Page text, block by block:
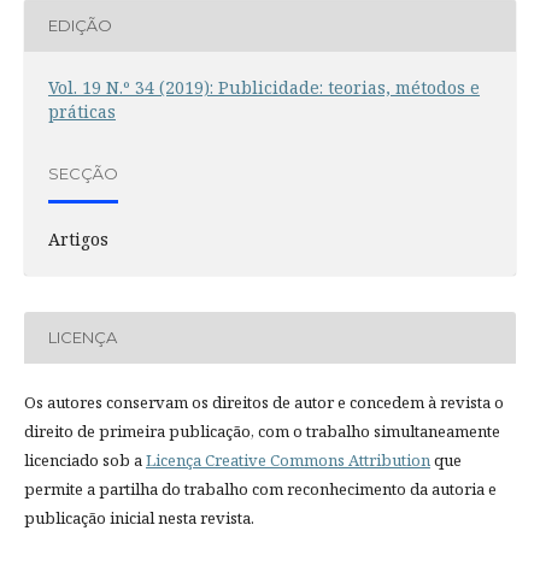
EDIÇÃO
Vol. 19 N.º 34 (2019): Publicidade: teorias, métodos e
práticas
SECÇÃO
Artigos
LICENÇA
Os autores conservam os direitos de autor e concedem à revista o
direito de primeira publicação, com o trabalho simultaneamente
licenciado sob aLicença Creative Commons Attributionque
permite a partilha do trabalho com reconhecimento da autoria e
publicação inicial nesta revista.